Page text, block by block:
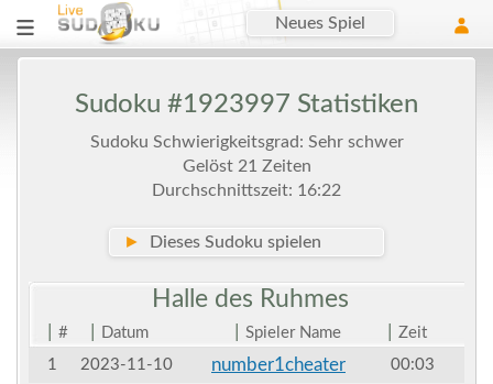
Neues Spiel
Sudoku #1923997 Statistiken
Sudoku Schwierigkeitsgrad: Sehr schwer
Gelöst 21 Zeiten
Durchschnittszeit: 16:22
► Dieses Sudoku spielen
Halle des Ruhmes
# Datum Spieler Name
Zeit
1
2023-11-10 number1cheater 00:03